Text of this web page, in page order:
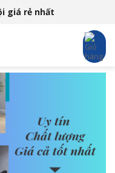
giá rẻ nhất